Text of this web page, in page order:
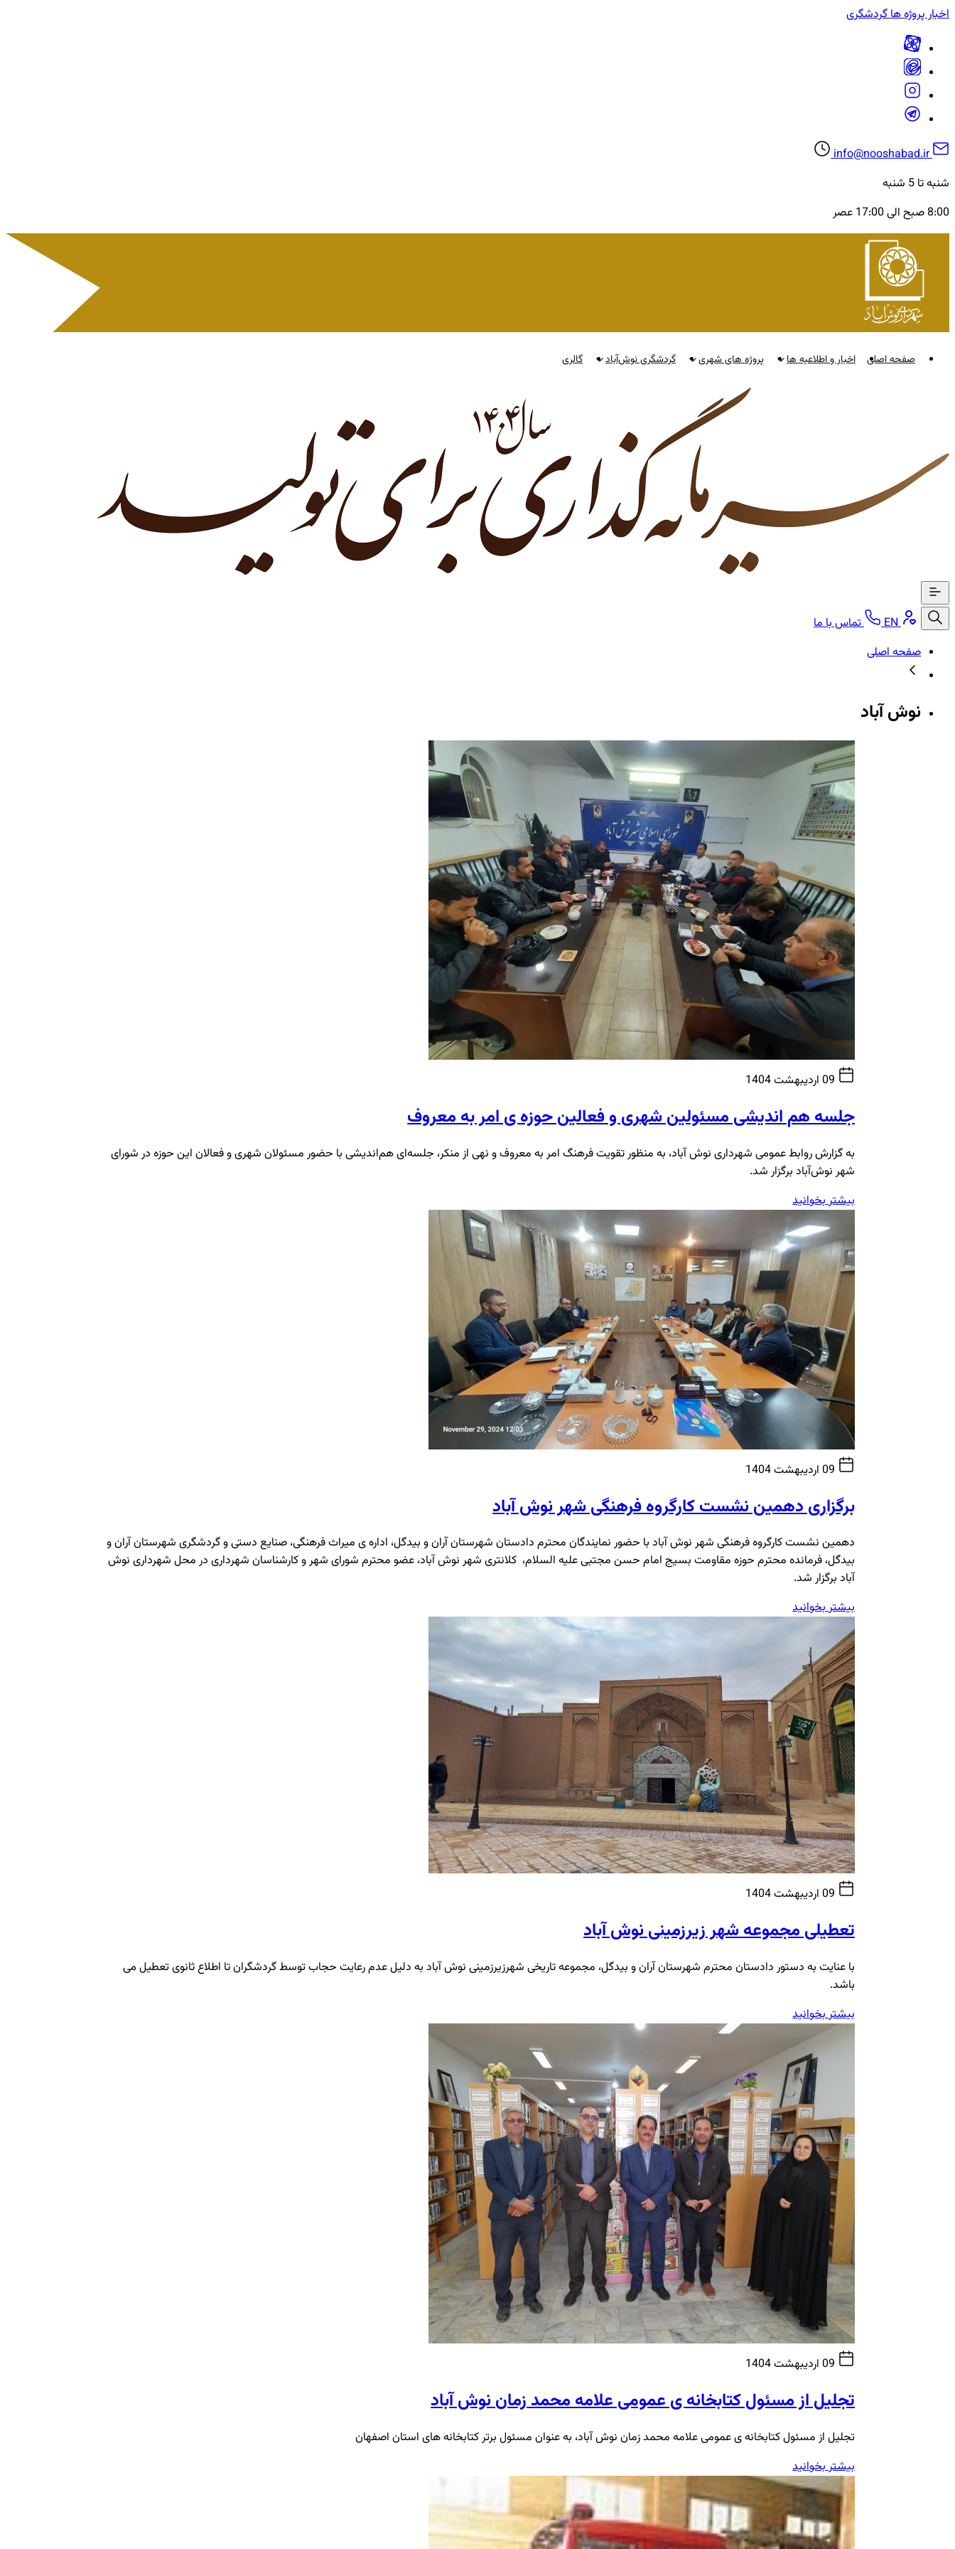
اخبارپروژه هاگردشگری
info@nooshabad.ir
شنبه تا 5 شنبه
8:00 صبح الی 17:00 عصر
صفحه اصلی اخبار و اطلاعیه ها پروژه های شهری گردشگری نوش‌آباد گالری
EN
تماس با ما
صفحه اصلی
نوش آباد
09 اردیبهشت 1404
جلسه هم اندیشی مسئولین شهری و فعالین حوزه ی امر به معروف
به گزارش روابط عمومی شهرداری نوش آباد، به منظور تقویت فرهنگ امر به معروف و نهی از منکر، جلسه‌ای هم‌اندیشی با حضور مسئولان شهری و فعالان این حوزه در شورای
شهر نوش‌آباد برگزار شد.
بیشتر بخوانید
09 اردیبهشت 1404
برگزاری دهمین نشست کارگروه فرهنگی شهر نوش آباد
دهمین نشست کارگروه فرهنگی شهر نوش آباد با حضور نمایندگان محترم دادستان شهرستان آران و بیدگل، اداره ی میراث فرهنگی، صنایع دستی و گردشگری شهرستان آران و
بیدگل، فرمانده محترم حوزه مقاومت بسیج امام حسن مجتبی علیه السلام، کلانتری شهر نوش آباد، عضو محترم شورای شهر و کارشناسان شهرداری در محل شهرداری نوش
آباد برگزار شد.
بیشتر بخوانید
09 اردیبهشت 1404
تعطیلی مجموعه شهر زیرزمینی نوش آباد
با عنایت به دستور دادستان محترم شهرستان آران و بیدگل، مجموعه تاریخی شهرزیرزمینی نوش آباد به دلیل عدم رعایت حجاب توسط گردشگران تا اطلاع ثانوی تعطیل می
باشد.
بیشتر بخوانید
09 اردیبهشت 1404
تجلیل از مسئول کتابخانه ی عمومی علامه محمد زمان نوش آباد
تجلیل از مسئول کتابخانه ی عمومی علامه محمد زمان نوش آباد، به عنوان مسئول برتر کتابخانه های استان اصفهان
بیشتر بخوانید